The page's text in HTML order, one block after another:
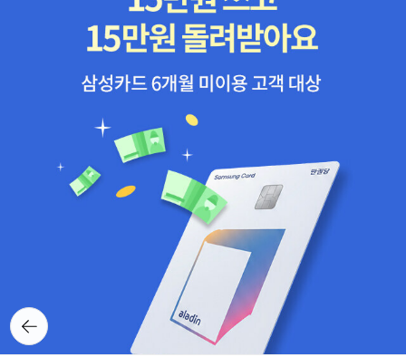
때때로 애초에 허락받지 못한 것들을 욕망하는 일이다.가족을 꾸리고
싶은 마음, 엄마가 되고 싶은 소망, 자신을 사랑하고 싶은 갈망.모두가
하는 것들이다.이 소설은 그 치열한 욕망과 상실, 그리고 복원의 이야
뒤로가
기